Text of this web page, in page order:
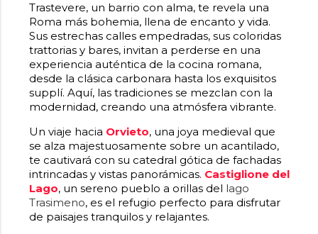
Trastevere, un barrio con alma, te revela una
Roma más bohemia, llena de encanto y vida.
Sus estrechas calles empedradas, sus coloridas
trattorias y bares, invitan a perderse en una
experiencia auténtica de la cocina romana,
desde la clásica carbonara hasta los exquisitos
supplí. Aquí, las tradiciones se mezclan con la
modernidad, creando una atmósfera vibrante.
Un viaje hacia Orvieto, una joya medieval que
se alza majestuosamente sobre un acantilado,
te cautivará con su catedral gótica de fachadas
intrincadas y vistas panorámicas. Castiglione del
Lago, un sereno pueblo a orillas del lago
Trasimeno, es el refugio perfecto para disfrutar
de paisajes tranquilos y relajantes.